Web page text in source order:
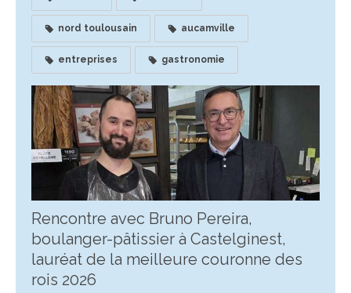
nord toulousain aucamville
entreprises gastronomie
Rencontre avec Bruno Pereira,
boulanger-pâtissier à Castelginest,
lauréat de la meilleure couronne des
rois 2026